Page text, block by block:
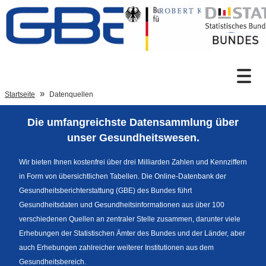
Zum Inhalt
Sprachumschaltung
Fußzeile
Startseite Datenquellen
Die umfangreichste Datensammlung über
unser Gesundheitswesen.
Wir bieten Ihnen kostenfrei über drei Milliarden Zahlen und Kennziffern
in Form von übersichtlichen Tabellen. Die Online-Datenbank der
Gesundheitsberichterstattung (GBE) des Bundes führt
Gesundheitsdaten und Gesundheitsinformationen aus über 100
verschiedenen Quellen an zentraler Stelle zusammen, darunter viele
Erhebungen der Statistischen Ämter des Bundes und der Länder, aber
auch Erhebungen zahlreicher weiterer Institutionen aus dem
Gesundheitsbereich.